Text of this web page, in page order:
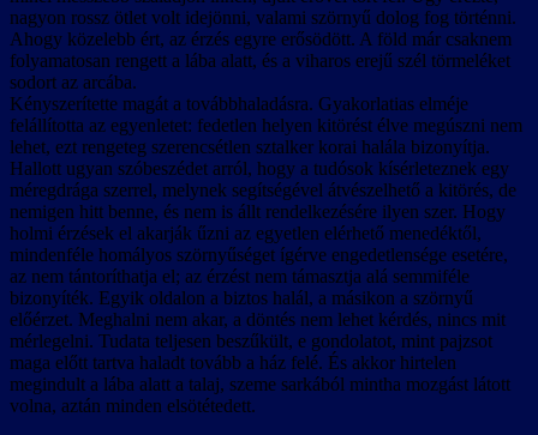
nagyon rossz ötlet volt idejönni, valami szörnyű dolog fog történni.
Ahogy közelebb ért, az érzés egyre erősödött. A föld már csaknem
folyamatosan rengett a lába alatt, és a viharos erejű szél törmeléket
sodort az arcába.
Kényszerítette magát a továbbhaladásra. Gyakorlatias elméje
felállította az egyenletet: fedetlen helyen kitörést élve megúszni nem
lehet, ezt rengeteg szerencsétlen sztalker korai halála bizonyítja.
Hallott ugyan szóbeszédet arról, hogy a tudósok kísérleteznek egy
méregdrága szerrel, melynek segítségével átvészelhető a kitörés, de
nemigen hitt benne, és nem is állt rendelkezésére ilyen szer. Hogy
holmi érzések el akarják űzni az egyetlen elérhető menedéktől,
mindenféle homályos szörnyűséget ígérve engedetlensége esetére,
az nem tántoríthatja el; az érzést nem támasztja alá semmiféle
bizonyíték. Egyik oldalon a biztos halál, a másikon a szörnyű
előérzet. Meghalni nem akar, a döntés nem lehet kérdés, nincs mit
mérlegelni. Tudata teljesen beszűkült, e gondolatot, mint pajzsot
maga előtt tartva haladt tovább a ház felé. És akkor hirtelen
megindult a lába alatt a talaj, szeme sarkából mintha mozgást látott
volna, aztán minden elsötétedett.